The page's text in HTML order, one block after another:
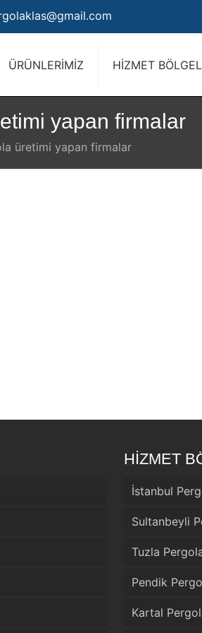
ÜRÜNLERİMİZ HİZMET
yapan firmalar
üretimi yapan firmalar
HİZMET
İstanbul
Sultanbeyli
Tuzla
Pendik
Kartal